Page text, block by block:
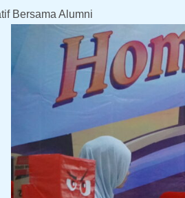
Bersama Alumni